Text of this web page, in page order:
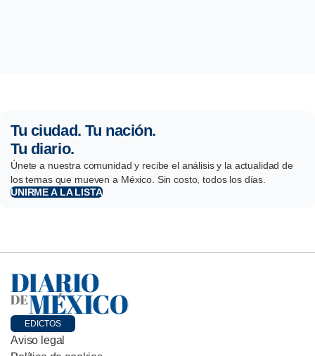
Tu ciudad. Tu nación.
Tu diario.
Únete a nuestra comunidad y recibe el análisis y la actualidad de
los temas que mueven a México. Sin costo, todos los días.
UNIRME A LA LISTA
EDICTOS
Aviso legal